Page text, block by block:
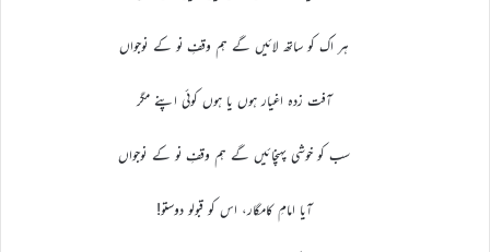
ہر اک کو ساتھ لائیں گے ہم وقفِ نو کے نوجواں
آفت زدہ اغیار ہوں یا ہوں کوئی اپنے مگر
سب کو خوشی پہنچائیں گے ہم وقفِ نو کے نوجواں
آیا امامِ کامگار، اس کو قبولو دوستو!